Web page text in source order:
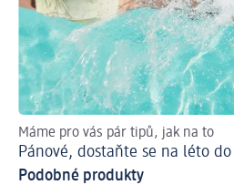
Máme pro vás pár tipů, jak na to
Pánové, dostaňte se na léto
Podobné produkty